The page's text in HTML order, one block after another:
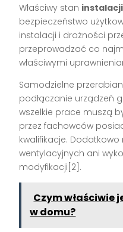
Właściwy stan
bezpieczeństwo
instalacji i drożności
przeprowadzać co
właściwymi
Samodzielne
podłączanie urządzeń
wszelkie prace muszą
przez fachowców
kwalifikacje.
wentylacyjnych ani
modyfikacji[2].
Czym właściwie
w domu?